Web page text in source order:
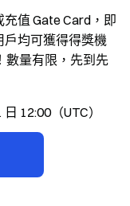
值 Gate Card，即
戶均可獲得得獎機
數量有限，先到先
12:00（UTC）